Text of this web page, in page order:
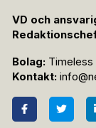
VD och
Bolag: Timeless
Kontakt: